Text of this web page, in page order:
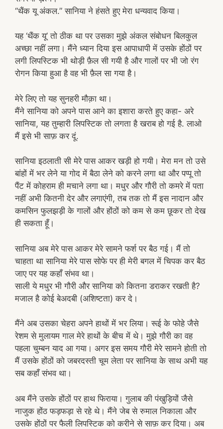
“थैंक यू अंकल.” सानिया ने हंसते हुए मेरा धन्यवाद किया।
यह ‘थैंक यू’ तो ठीक था पर उसका मुझे अंकल संबोधन बिलकुल
अच्छा नहीं लगा। मैंने ध्यान दिया इस आपाधापी में उसके होंठों पर
लगी लिपस्टिक भी थोड़ी फ़ैल सी गयी है और गालों पर भी जो रंग
रोगन किया हुआ है वह भी फ़ैल सा गया है।
मेरे लिए तो यह सुनहरी मौक़ा था।
मैंने सानिया को अपने पास आने का इशारा करते हुए कहा- अरे
सानिया, यह तुम्हारी लिपस्टिक तो लगता है खराब हो गई है. लाओ
मैं इसे भी साफ़ कर दूं.
सानिया इठलाती सी मेरे पास आकर खड़ी हो गयी। मेरा मन तो उसे
बांहों में भर लेने या गोद में बैठा लेने को करने लगा था और पप्पू तो
पैंट में कोहराम ही मचाने लगा था। मधुर और गौरी तो कमरे में पता
नहीं अभी कितनी देर और लगाएंगी, तब तक तो मैं इस नादान और
कमसिन फुलझड़ी के गालों और होंठों को कम से कम छूकर तो देख
ही सकता हूँ।
सानिया अब मेरे पास आकर मेरे सामने फर्श पर बैठ गई। मैं तो
चाहता था सानिया मेरे पास सोफे पर ही मेरी बगल में चिपक कर बैठ
जाए पर यह कहाँ संभव था।
साली ये मधुर भी गौरी और सानिया को कितना डराकर रखती है?
मजाल है कोई बेअदबी (अशिष्टता) कर दे।
मैंने अब उसका चेहरा अपने हाथों में भर लिया। रूई के फोहे जैसे
रेशम से मुलायम गाल मेरे हाथों के बीच में थे। मुझे गौरी का वह
पहला चुम्बन याद आ गया। अगर इस समय गौरी मेरे सामने होती तो
मैं उसके होंठों को जबरदस्ती चूम लेता पर सानिया के साथ अभी यह
सब कहाँ संभव था।
अब मैंने उसके होंठों पर हाथ फिराया। गुलाब की पंखुड़ियों जैसे
नाजुक होंठ फड़फड़ा से रहे थे। मैंने जेब से रुमाल निकाला और
उसके होंठों पर फैली लिपस्टिक को करीने से साफ़ कर दिया। अब